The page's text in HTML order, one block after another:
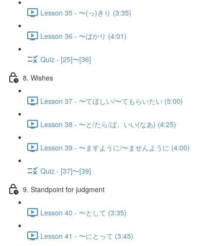
Lesson 35 - 〜(っ)きり (3:35)
Lesson 36 - 〜ばかり (4:01)
Quiz - [25]〜[36]
8. Wishes
Lesson 37 - 〜てほしい/〜てもらいたい (5:00)
Lesson 38 - 〜と/たら/ば、いい(なあ) (4:25)
Lesson 39 - 〜ますように/〜ませんように (4:00)
Quiz - [37]〜[39]
9. Standpoint for judgment
Lesson 40 - 〜として (3:35)
Lesson 41 - 〜にとって (3:45)